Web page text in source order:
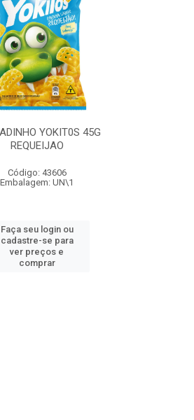
YOKIT0S 45G
REQUEIJAO
Código: 43606
Embalagem: UN\1
Faça seu login ou
cadastre-se para
ver preços e
comprar